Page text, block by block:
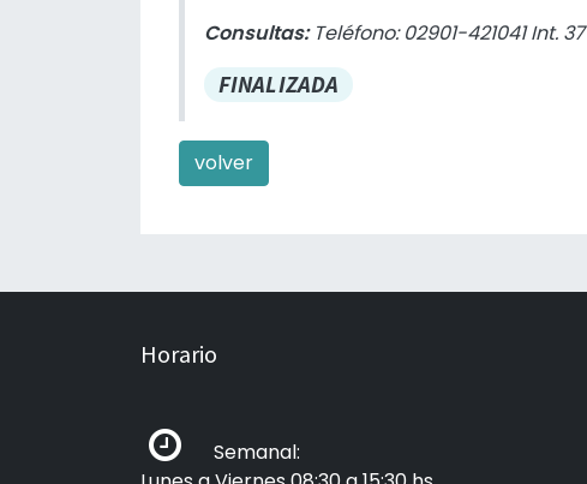
Consultas: Teléfono: 02901-421041
FINALIZADA
volver
Horario
Semanal: